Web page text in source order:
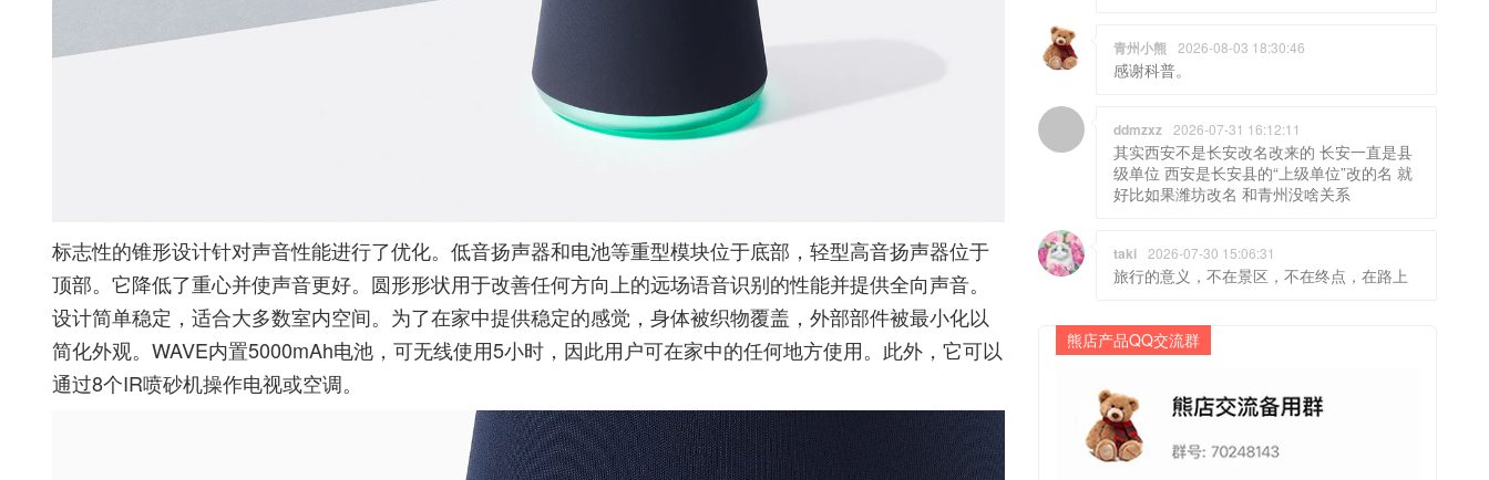
标志性的锥形设计针对声音性能进行了优化。低音扬声器和电池等重型模块位于底部，轻型高音扬声器位于
顶部。它降低了重心并使声音更好。圆形形状用于改善任何方向上的远场语音识别的性能并提供全向声音。
设计简单稳定，适合大多数室内空间。为了在家中提供稳定的感觉，身体被织物覆盖，外部部件被最小化以
简化外观。WAVE内置5000mAh电池，可无线使用5小时，因此用户可在家中的任何地方使用。此外，它可以
通过8个IR喷砂机操作电视或空调。
青州小熊 2026-08-03 18:30:46
感谢科普。
ddmzxz 2026-07-31 16:12:11
其实西安不是长安改名改来的 长安一直是县
级单位 西安是长安县的“上级单位”改的名 就
好比如果潍坊改名 和青州没啥关系
taki 2026-07-30 15:06:31
旅行的意义，不在景区，不在终点，在路上
熊店产品QQ交流群